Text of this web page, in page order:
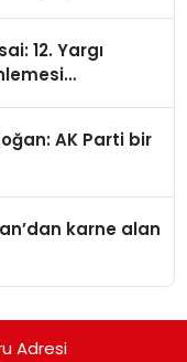
12. Yargı
AK Parti bir
karne alan
Adresi